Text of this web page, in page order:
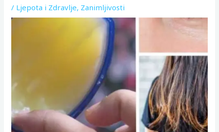
/ Ljepota i Zdravlje, Zanimljivosti